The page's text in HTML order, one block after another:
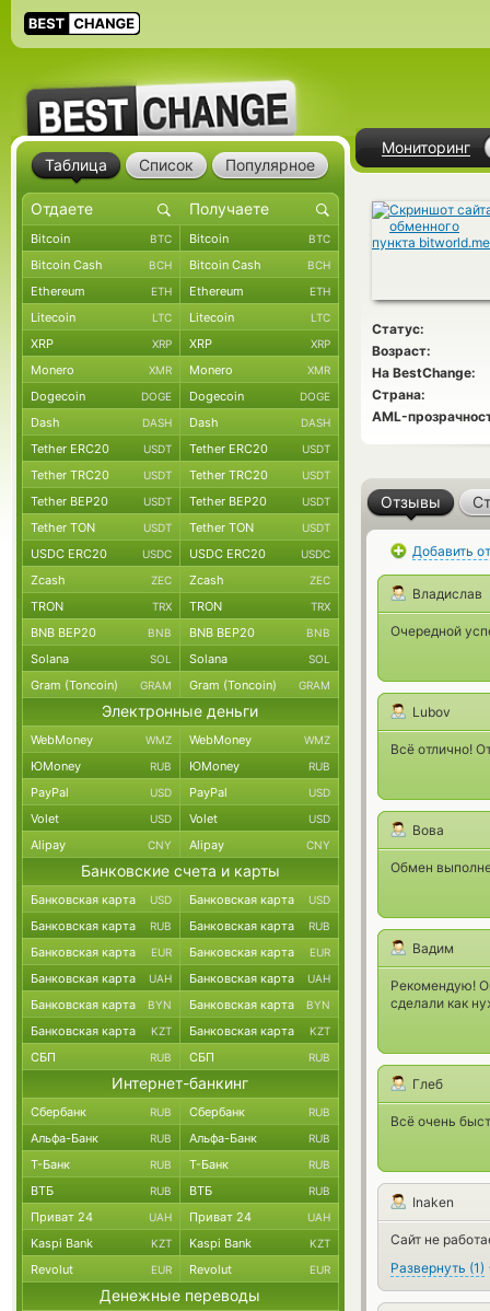
Мониторинг
Статус:
Возраст:
На BestChange:
Страна:
AML-
Отзывы
Добавить
Владислав
Очередной
Lubov
Всё отлично!
Вова
Обмен
Вадим
Рекомендую!
сделали как
Глеб
Всё очень
Inaken
Сайт не
Развернуть (1)
Таблица Список Популярное
Bitcoin BTC Bitcoin BTC
Bitcoin Cash BCH Bitcoin Cash BCH
Ethereum ETH Ethereum ETH
Litecoin LTC Litecoin LTC
XRP XRP XRP XRP
Monero XMR Monero XMR
Dogecoin DOGE Dogecoin DOGE
Dash DASH Dash DASH
Tether ERC20 USDT Tether ERC20 USDT
Tether TRC20 USDT Tether TRC20 USDT
Tether BEP20 USDT Tether BEP20 USDT
Tether TON USDT Tether TON USDT
USDC ERC20 USDC USDC ERC20 USDC
Zcash ZEC Zcash ZEC
TRON TRX TRON TRX
BNB BEP20 BNB BNB BEP20 BNB
Solana SOL Solana SOL
Gram (Toncoin) GRAM Gram (Toncoin) GRAM
Электронные деньги
WebMoney WMZ WebMoney WMZ
ЮMoney RUB ЮMoney RUB
PayPal USD PayPal USD
Volet USD Volet USD
Alipay CNY Alipay CNY
Банковские счета и карты
Банковская карта USD Банковская карта USD
Банковская карта RUB Банковская карта RUB
Банковская карта EUR Банковская карта EUR
Банковская карта UAH Банковская карта UAH
Банковская карта BYN Банковская карта BYN
Банковская карта KZT Банковская карта KZT
СБП RUB СБП RUB
Интернет-банкинг
Сбербанк RUB Сбербанк RUB
Альфа-Банк RUB Альфа-Банк RUB
Т-Банк RUB Т-Банк RUB
ВТБ RUB ВТБ RUB
Приват 24 UAH Приват 24 UAH
Kaspi Bank KZT Kaspi Bank KZT
Revolut EUR Revolut EUR
Денежные переводы